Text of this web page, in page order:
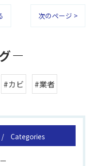
次のページ >
#カビ #業者
Categories